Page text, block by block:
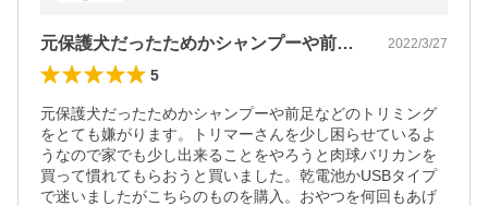
元保護犬だったためかシャンプーや前足な… 2022/3/27
5
元保護犬だったためかシャンプーや前足などのトリミング
をとても嫌がります。トリマーさんを少し困らせているよ
うなので家でも少し出来ることをやろうと肉球バリカンを
買って慣れてもらおうと買いました。乾電池かUSBタイプ
で迷いましたがこちらのものを購入。おやつを何回もあげ